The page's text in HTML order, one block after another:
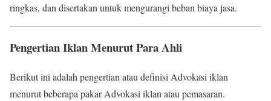
ringkas, dan disertakan untuk mengurangi beban biaya jasa.
Pengertian Iklan Menurut Para Ahli
Berikut ini adalah pengertian atau definisi Advokasi iklan
menurut beberapa pakar Advokasi iklan atau pemasaran.